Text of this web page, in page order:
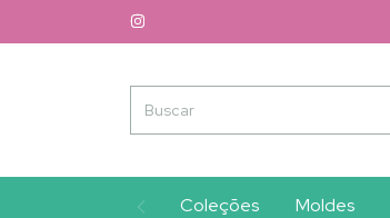
Coleções Moldes